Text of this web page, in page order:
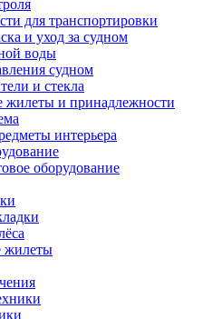
для транспортировки
и уход за судном
воды
судном
и стекла
жилеты и принадлежности
интерьера
оборудование
жилеты